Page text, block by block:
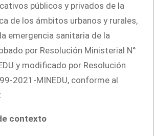
públicos y privados de la
de los ámbitos urbanos y rurales,
emergencia sanitaria de la
por Resolución Ministerial N°
y modificado por Resolución
2021-MINEDU, conforme al
contexto